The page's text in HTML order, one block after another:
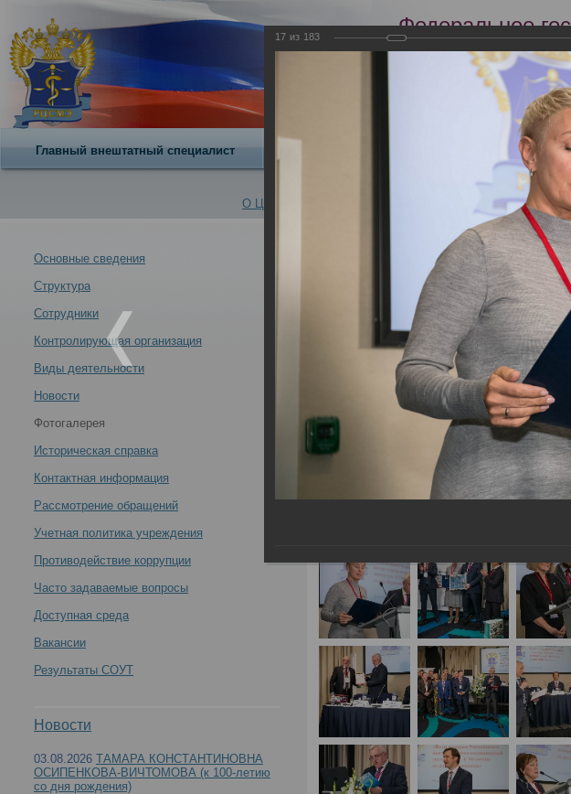
Федеральное
Российский
Минздрава
Главный внештатный специалист Научная деятельность
О Центре -
21 - 22 октября 2021 года состоялась Всероссийская
участием «Вехи истории Российского центра
судебно-медицинской экспертизы. К 90-летию со дня
образования»(День1) -
21 - 22 октября 2021 года состоялась Всероссийская научно-
Российского центра судебно-медицинской экспертизы. К 90-
Основные сведения
Структура
Сотрудники
Контролирующая организация
Виды деятельности
Новости
Фотогалерея
Историческая справка
Контактная информация
Рассмотрение обращений
Учетная политика учреждения
Противодействие коррупции
Часто задаваемые вопросы
Доступная среда
Вакансии
Результаты СОУТ
Новости
03.08.2026 ТАМАРА КОНСТАНТИНОВНА
ОСИПЕНКОВА-ВИЧТОМОВА (к 100-летию
со дня рождения)
21 - 22 октября 2021 года состоялась
Российского центра судебно-
17 из 183